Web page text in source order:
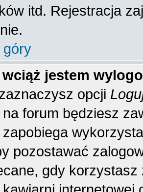
itd. Rejestracja
góry
wciąż jestem
opcji
na forum będziesz
zapobiega
pozostawać
gdy